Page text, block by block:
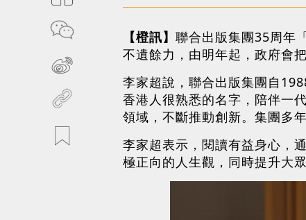
【橙訊】 聯合出版集團35周年
不遺餘力，由明年起，政府會
李家超說，聯合出版集團自
香港人很熟悉的名字，陪伴一
領域，不斷推動創新。集團多
李家超表示，閱讀有益身心，
極正向的人生觀，同時提升大